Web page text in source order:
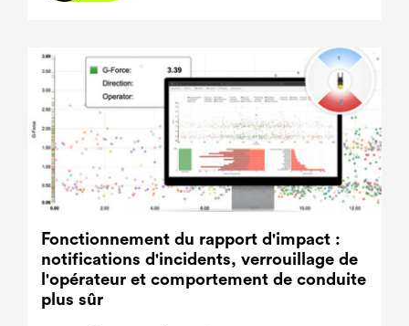
Fonctionnement du rapport d'impact :
notifications d'incidents, verrouillage de
l'opérateur et comportement de conduite
plus sûr